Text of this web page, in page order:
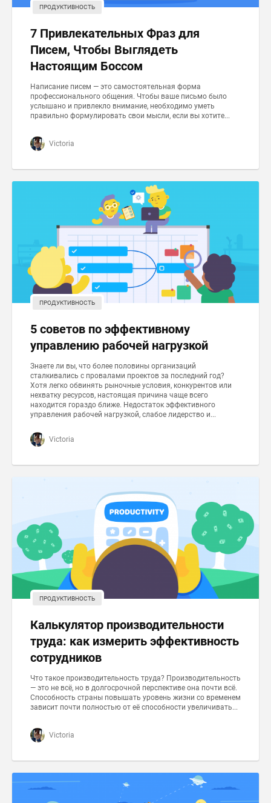
ПРОДУКТИВНОСТЬ
7 Привлекательных Фраз для
Писем, Чтобы Выглядеть
Настоящим Боссом
Написание писем — это самостоятельная форма
профессионального общения. Чтобы ваше письмо было
услышано и привлекло внимание, необходимо уметь
правильно формулировать свои мысли, если вы хотите...
Victoria
ПРОДУКТИВНОСТЬ
5 советов по эффективному
управлению рабочей нагрузкой
Знаете ли вы, что более половины организаций
сталкивались с провалами проектов за последний год?
Хотя легко обвинять рыночные условия, конкурентов или
нехватку ресурсов, настоящая причина чаще всего
находится гораздо ближе. Недостаток эффективного
управления рабочей нагрузкой, слабое лидерство и...
Victoria
ПРОДУКТИВНОСТЬ
Калькулятор производительности
труда: как измерить эффективность
сотрудников
Что такое производительность труда? Производительность
— это не всё, но в долгосрочной перспективе она почти всё.
Способность страны повышать уровень жизни со временем
зависит почти полностью от её способности увеличивать...
Victoria